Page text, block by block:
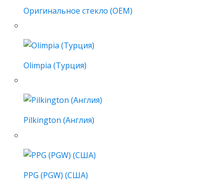
Оригинальное стекло (OEM)
Olimpia (Турция)
Pilkington (Англия)
PPG (PGW) (США)